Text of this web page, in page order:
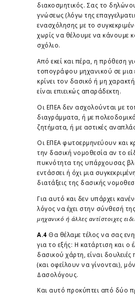
διακοσμητικός. Σας το
γνώσεως (λόγω της
ενασχόλησης με το
χωρίς να θέλουμε να κάνουμε
σχόλιο.
Από εκεί και πέρα, η πρόθεση
τοπογράφου μηχανικού σε μια
κρίνει τον δασικό ή μη
είναι επιεικώς απαράδεκτη.
Οι ΕΠΕΑ δεν ασχολούνται με
διαγράμματα, ή με
ζητήματα, ή με αστικές
Οι ΕΠΕΑ φωτοερμηνεύουν και
την δασική νομοθεσία αν το
πυκνότητα της υπάρχουσας
εντάσσει ή όχι μια
διατάξεις της δασικής
Για αυτό και δεν υπάρχει
λόγος να έχει στην σύνθεσή της
μηχανικό ή άλλες αντίστοιχες
Α.4 Θα θέλαμε τέλος να σας
για το εξής: Η κατάρτιση και ο
δασικού χάρτη, είναι δουλειές
(και οφείλουν να γίνονται),
Δασολόγους.
Και αυτό προκύπτει από δύο